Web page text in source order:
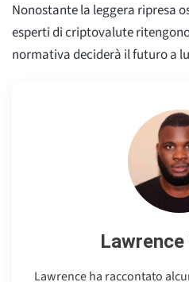
Nonostante la leggera ripresa
esperti di criptovalute
normativa deciderà il futuro a
Lawrence ha raccontato